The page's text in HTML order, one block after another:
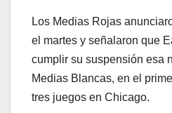
Los Medias Rojas
el martes y señalaron que
cumplir su suspensión esa
Medias Blancas, en el
tres juegos en Chicago.